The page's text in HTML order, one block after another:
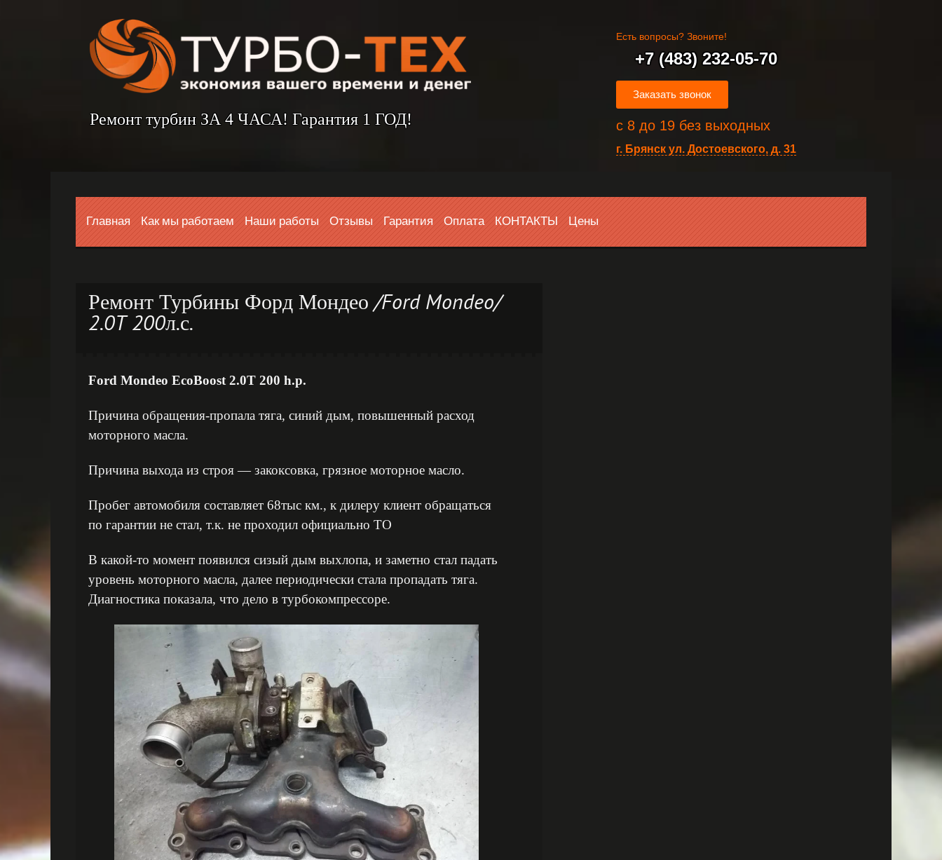
Ремонт турбин ЗА 4 ЧАСА! Гарантия 1 ГОД!
Есть вопросы? Звоните!
+7 (483) 232-05-70
Заказать звонок
с 8 до 19 без выходных
г. Брянск ул. Достоевского, д. 31
Главная Как мы работаем Наши работы Отзывы Гарантия Оплата КОНТАКТЫ Цены
Ремонт Турбины Форд Мондео /Ford Mondeo/
2.0T 200л.с.
Ford Mondeo EcoBoost 2.0T 200 h.p.
Причина обращения-пропала тяга, синий дым, повышенный расход
моторного масла.
Причина выхода из строя — закоксовка, грязное моторное масло.
Пробег автомобиля составляет 68тыс км., к дилеру клиент обращаться
по гарантии не стал, т.к. не проходил официально ТО
В какой-то момент появился сизый дым выхлопа, и заметно стал падать
уровень моторного масла, далее периодически стала пропадать тяга.
Диагностика показала, что дело в турбокомпрессоре.